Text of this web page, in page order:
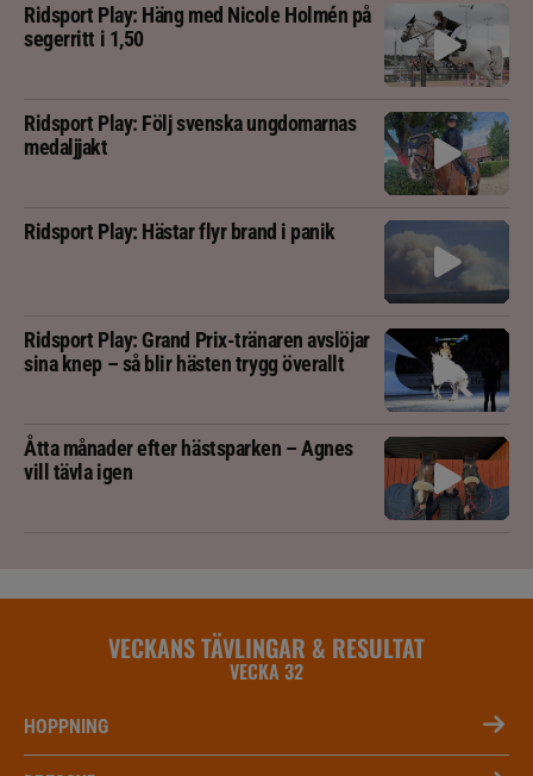
Ridsport Play: Häng med Nicole Holmén på
segerritt i 1,50
Ridsport Play: Följ svenska ungdomarnas
medaljjakt
Ridsport Play: Hästar flyr brand i panik
Ridsport Play: Grand Prix-tränaren avslöjar
sina knep – så blir hästen trygg överallt
Åtta månader efter hästsparken – Agnes
vill tävla igen
VECKANS TÄVLINGAR & RESULTAT
VECKA 32
HOPPNING